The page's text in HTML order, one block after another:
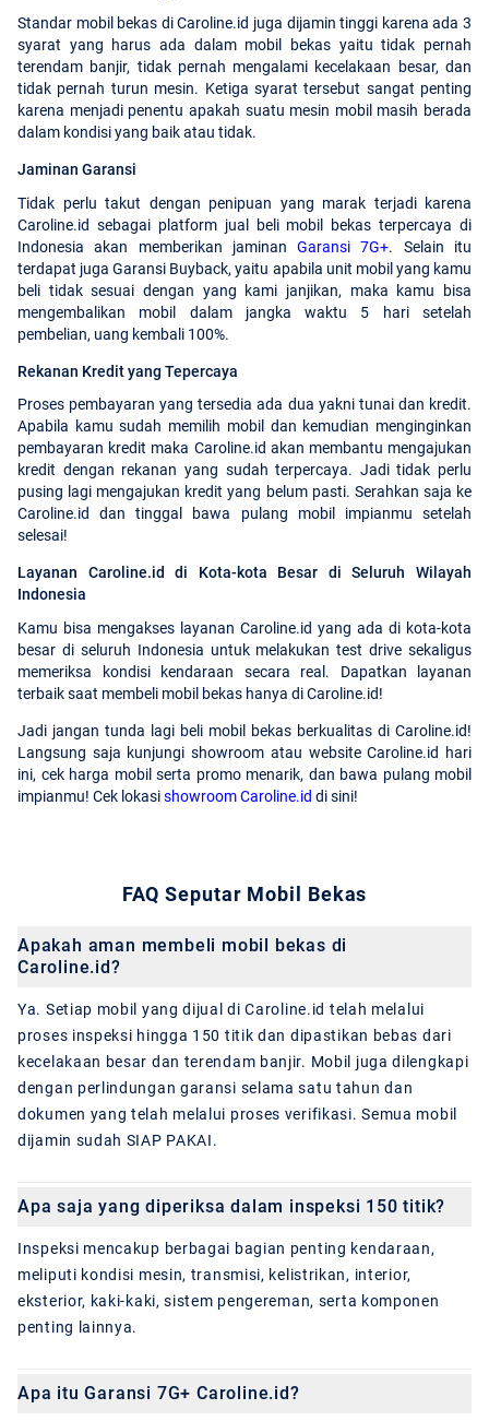
Standar mobil bekas di Caroline.id juga dijamin tinggi karena ada 3
syarat yang harus ada dalam mobil bekas yaitu tidak pernah
terendam banjir, tidak pernah mengalami kecelakaan besar, dan
tidak pernah turun mesin. Ketiga syarat tersebut sangat penting
karena menjadi penentu apakah suatu mesin mobil masih berada
dalam kondisi yang baik atau tidak.
Jaminan Garansi
Tidak perlu takut dengan penipuan yang marak terjadi karena
Caroline.id sebagai platform jual beli mobil bekas terpercaya di
Indonesia akan memberikan jaminanGaransi 7G+. Selain itu
terdapat juga Garansi Buyback, yaitu apabila unit mobil yang kamu
beli tidak sesuai dengan yang kami janjikan, maka kamu bisa
mengembalikan mobil dalam jangka waktu 5 hari setelah
pembelian, uang kembali 100%.
Rekanan Kredit yang Tepercaya
Proses pembayaran yang tersedia ada dua yakni tunai dan kredit.
Apabila kamu sudah memilih mobil dan kemudian menginginkan
pembayaran kredit maka Caroline.id akan membantu mengajukan
kredit dengan rekanan yang sudah terpercaya. Jadi tidak perlu
pusing lagi mengajukan kredit yang belum pasti. Serahkan saja ke
Caroline.id dan tinggal bawa pulang mobil impianmu setelah
selesai!
Layanan Caroline.id di Kota-kota Besar di Seluruh Wilayah
Indonesia
Kamu bisa mengakses layanan Caroline.id yang ada di kota-kota
besar di seluruh Indonesia untuk melakukan test drive sekaligus
memeriksa kondisi kendaraan secara real. Dapatkan layanan
terbaik saat membeli mobil bekas hanya di Caroline.id!
Jadi jangan tunda lagi beli mobil bekas berkualitas di Caroline.id!
Langsung saja kunjungi showroom atau website Caroline.id hari
ini, cek harga mobil serta promo menarik, dan bawa pulang mobil
impianmu! Cek lokasishowroom Caroline.id di sini!
FAQ Seputar Mobil Bekas
Apakah aman membeli mobil bekas di
Caroline.id?
Ya. Setiap mobil yang dijual di Caroline.id telah melalui
proses inspeksi hingga 150 titik dan dipastikan bebas dari
kecelakaan besar dan terendam banjir. Mobil juga dilengkapi
dengan perlindungan garansi selama satu tahun dan
dokumen yang telah melalui proses verifikasi. Semua mobil
dijamin sudah SIAP PAKAI.
Apa saja yang diperiksa dalam inspeksi 150 titik?
Inspeksi mencakup berbagai bagian penting kendaraan,
meliputi kondisi mesin, transmisi, kelistrikan, interior,
eksterior, kaki-kaki, sistem pengereman, serta komponen
penting lainnya.
Apa itu Garansi 7G+ Caroline.id?